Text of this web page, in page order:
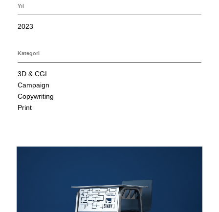
Yıl
2023
Kategori
3D & CGI
Campaign
Copywriting
Print